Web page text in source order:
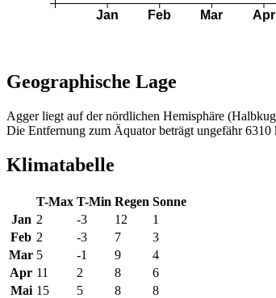
Geographische Lage
Agger liegt auf der nördlichen Hemisphäre
Die Entfernung zum Äquator beträgt ungefähr
Klimatabelle
T-Max T-Min Regen Sonne
Jan 2 -3 12
1
Feb 2 -3 7
3
Mar 5 -1 9
4
Apr 11 2 8
6
Mai 15 5 8
8